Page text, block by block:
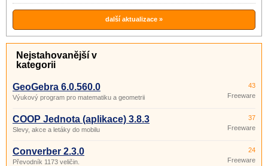
další aktualizace »
Nejstahovanější v
kategorii
GeoGebra 6.0.560.0
Výukový program pro matematiku a geometrii
43
Freeware
COOP Jednota (aplikace) 3.8.3
Slevy, akce a letáky do mobilu
37
Freeware
Converber 2.3.0
Převodník 1173 veličin.
24
Freeware